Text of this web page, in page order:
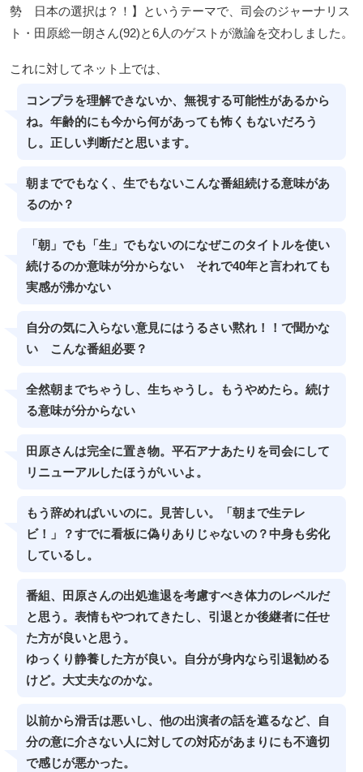
勢 日本の選択は？！】というテーマで、司会のジャーナリス
ト・田原総一朗さん(92)と6人のゲストが激論を交わしました。
これに対してネット上では、
コンプラを理解できないか、無視する可能性があるから
ね。年齢的にも今から何があっても怖くもないだろう
し。正しい判断だと思います。
朝まででもなく、生でもないこんな番組続ける意味があ
るのか？
「朝」でも「生」でもないのになぜこのタイトルを使い
続けるのか意味が分からない それで40年と言われても
実感が沸かない
自分の気に入らない意見にはうるさい黙れ！！で聞かな
い こんな番組必要？
全然朝までちゃうし、生ちゃうし。もうやめたら。続け
る意味が分からない
田原さんは完全に置き物。平石アナあたりを司会にして
リニューアルしたほうがいいよ。
もう辞めればいいのに。見苦しい。「朝まで生テレ
ビ！」？すでに看板に偽りありじゃないの？中身も劣化
しているし。
番組、田原さんの出処進退を考慮すべき体力のレベルだ
と思う。表情もやつれてきたし、引退とか後継者に任せ
た方が良いと思う。
ゆっくり静養した方が良い。自分が身内なら引退勧める
けど。大丈夫なのかな。
以前から滑舌は悪いし、他の出演者の話を遮るなど、自
分の意に介さない人に対しての対応があまりにも不適切
で感じが悪かった。